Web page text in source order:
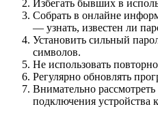
Избегать бывших в
Собрать в онлайне
— узнать, известен ли
Установить сильный
символов.
Не использовать
Регулярно обновлять
Внимательно
подключения устройства